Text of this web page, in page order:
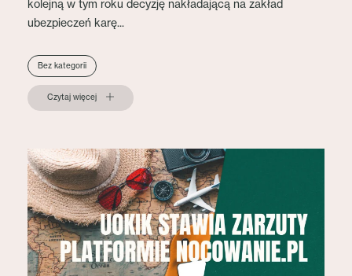
kolejną w tym roku decyzję nakładającą na zakład
ubezpieczeń karę...
Bez kategorii
Czytaj więcej